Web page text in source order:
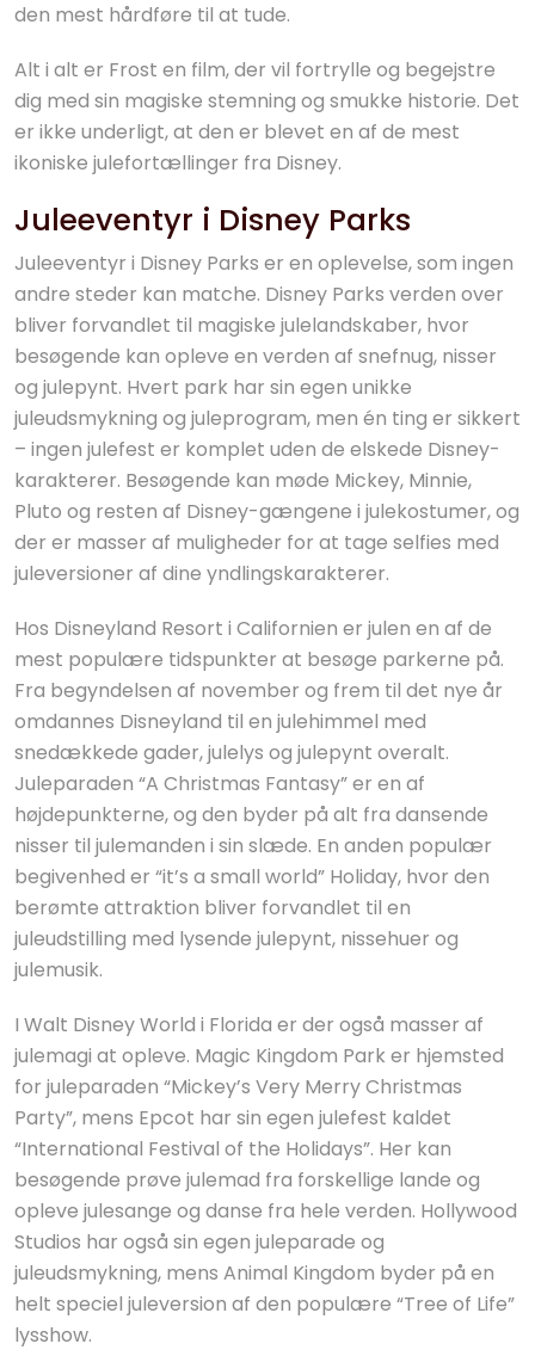
den mest hårdføre til at tude.
Alt i alt er Frost en film, der vil fortrylle og begejstre
dig med sin magiske stemning og smukke historie. Det
er ikke underligt, at den er blevet en af de mest
ikoniske julefortællinger fra Disney.
Juleeventyr i Disney Parks
Juleeventyr i Disney Parks er en oplevelse, som ingen
andre steder kan matche. Disney Parks verden over
bliver forvandlet til magiske julelandskaber, hvor
besøgende kan opleve en verden af snefnug, nisser
og julepynt. Hvert park har sin egen unikke
juleudsmykning og juleprogram, men én ting er sikkert
– ingen julefest er komplet uden de elskede Disney-
karakterer. Besøgende kan møde Mickey, Minnie,
Pluto og resten af Disney-gængene i julekostumer, og
der er masser af muligheder for at tage selfies med
juleversioner af dine yndlingskarakterer.
Hos Disneyland Resort i Californien er julen en af de
mest populære tidspunkter at besøge parkerne på.
Fra begyndelsen af november og frem til det nye år
omdannes Disneyland til en julehimmel med
snedækkede gader, julelys og julepynt overalt.
Juleparaden “A Christmas Fantasy” er en af
højdepunkterne, og den byder på alt fra dansende
nisser til julemanden i sin slæde. En anden populær
begivenhed er “it’s a small world” Holiday, hvor den
berømte attraktion bliver forvandlet til en
juleudstilling med lysende julepynt, nissehuer og
julemusik.
I Walt Disney World i Florida er der også masser af
julemagi at opleve. Magic Kingdom Park er hjemsted
for juleparaden “Mickey’s Very Merry Christmas
Party”, mens Epcot har sin egen julefest kaldet
“International Festival of the Holidays”. Her kan
besøgende prøve julemad fra forskellige lande og
opleve julesange og danse fra hele verden. Hollywood
Studios har også sin egen juleparade og
juleudsmykning, mens Animal Kingdom byder på en
helt speciel juleversion af den populære “Tree of Life”
lysshow.